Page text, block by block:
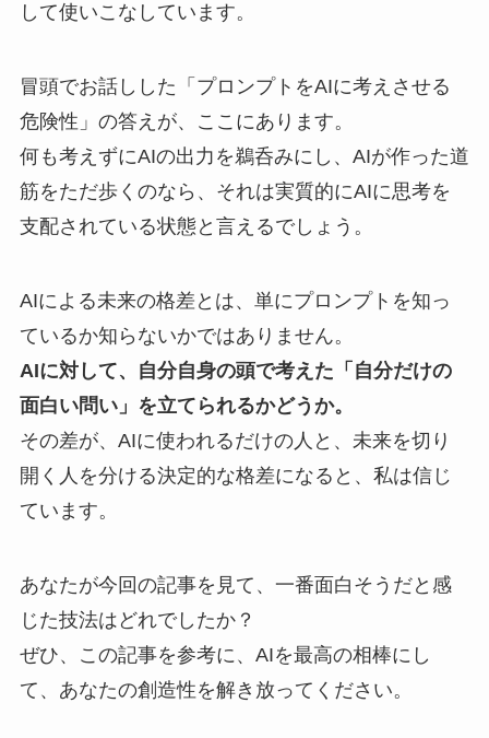
して使いこなしています。
冒頭でお話しした「プロンプトをAIに考えさせる
危険性」の答えが、ここにあります。
何も考えずにAIの出力を鵜呑みにし、AIが作った道
筋をただ歩くのなら、それは実質的にAIに思考を
支配されている状態と言えるでしょう。
AIによる未来の格差とは、単にプロンプトを知っ
ているか知らないかではありません。
AIに対して、自分自身の頭で考えた「自分だけの
面白い問い」を立てられるかどうか。
その差が、AIに使われるだけの人と、未来を切り
開く人を分ける決定的な格差になると、私は信じ
ています。
あなたが今回の記事を見て、一番面白そうだと感
じた技法はどれでしたか？
ぜひ、この記事を参考に、AIを最高の相棒にし
て、あなたの創造性を解き放ってください。